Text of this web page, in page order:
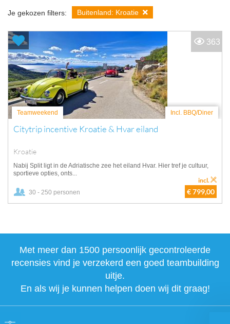
Je gekozen filters: Buitenland: Kroatie
Teamweekend Incl. BBQ/Diner
Citytrip incentive Kroatie & Hvar eiland
Kroatie
Nabij Split ligt in de Adriatische zee het eiland Hvar. Hier tref je cultuur,
sportieve opties, onts...
30 - 250 personen € 799,00
incl.
363
Met meer dan 1500 persoonlijk gecontroleerde
recensies vind je verzekerd een goed teambuilding
uitje.
En als wij je kunnen helpen doen wij dit graag!